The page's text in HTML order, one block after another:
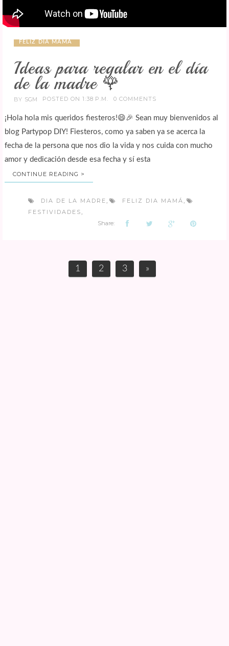
FELIZ DIA MAMÁ
Ideas para regalar en el día
de la madre 🌹
BY SGM POSTED ON 1:38 P.M. 0 COMMENTS
¡Hola hola mis queridos fiesteros!😄🎉 Sean muy bienvenidos al
blog Partypop DIY! Fiesteros, como ya saben ya se acerca la
fecha de la persona que nos dio la vida y nos cuida con mucho
amor y dedicación desde esa fecha y sí esta
CONTINUE READING >
DIA DE LA MADRE FELIZ DIA MAMÁ
FESTIVIDADES
Share:
1 2 3 »